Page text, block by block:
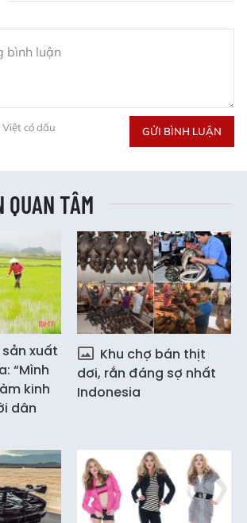
có dấu GỬI BÌNH LUẬN
QUAN TÂM
xuất
“Mình
kinh
dân
Khu chợ bán thịt
dơi, rắn đáng sợ nhất
Indonesia